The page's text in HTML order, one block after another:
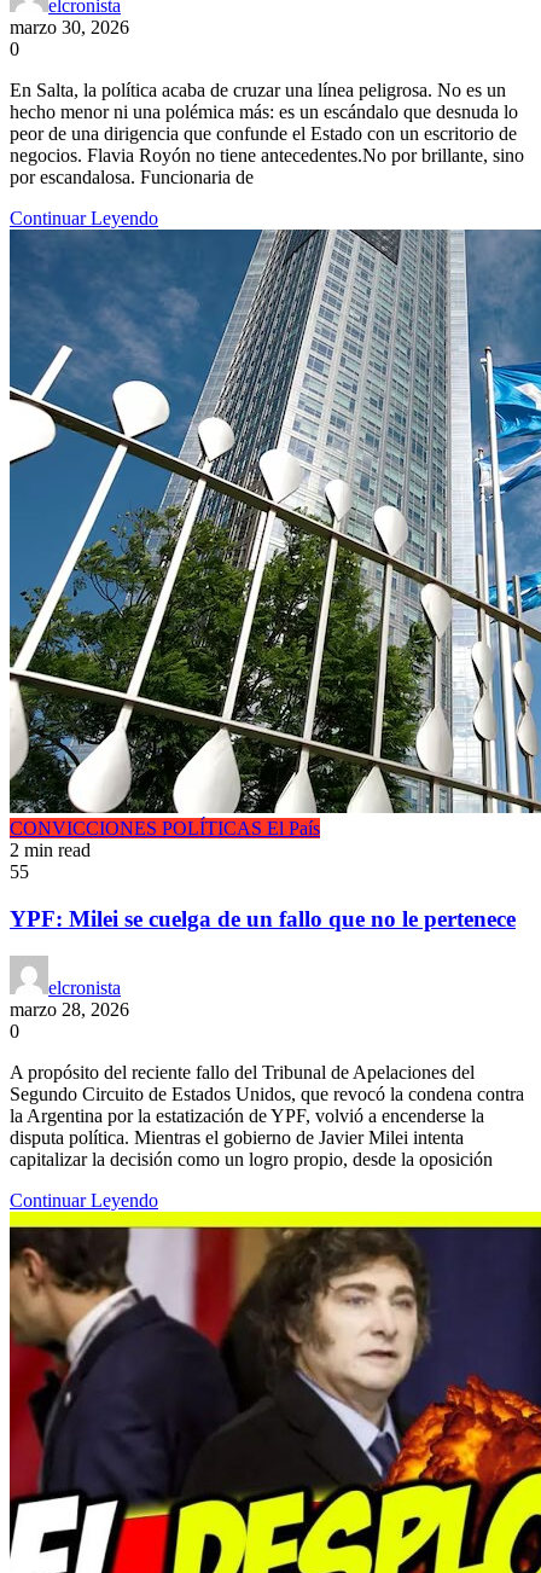
elcronista
marzo 30, 2026
0
En Salta, la política acaba de cruzar una línea peligrosa. No es un
hecho menor ni una polémica más: es un escándalo que desnuda lo
peor de una dirigencia que confunde el Estado con un escritorio de
negocios. Flavia Royón no tiene antecedentes.No por brillante, sino
por escandalosa. Funcionaria de
Continuar Leyendo
CONVICCIONES POLÍTICAS El País
2 min read
55
YPF: Milei se cuelga de un fallo que no le pertenece
elcronista
marzo 28, 2026
0
A propósito del reciente fallo del Tribunal de Apelaciones del
Segundo Circuito de Estados Unidos, que revocó la condena contra
la Argentina por la estatización de YPF, volvió a encenderse la
disputa política. Mientras el gobierno de Javier Milei intenta
capitalizar la decisión como un logro propio, desde la oposición
Continuar Leyendo